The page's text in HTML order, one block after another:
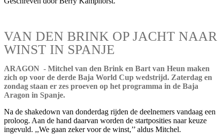
VAN DEN BRINK OP JACHT NAAR
WINST IN SPANJE
ARAGON - Mitchel van den Brink en Bart van Heun maken
zich op voor de derde Baja World Cup wedstrijd. Zaterdag en
zondag staan er zes proeven op het programma in de Baja
Aragon in Spanje.
Na de shakedown van donderdag rijden de deelnemers vandaag een
proloog. Aan de hand daarvan worden de startposities naar keuze
ingevuld. ,,We gaan zeker voor de winst,’’ aldus Mitchel.